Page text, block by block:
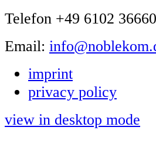
Telefon +49 6102 36660
Email:
imprint
privacy policy
view in desktop mode